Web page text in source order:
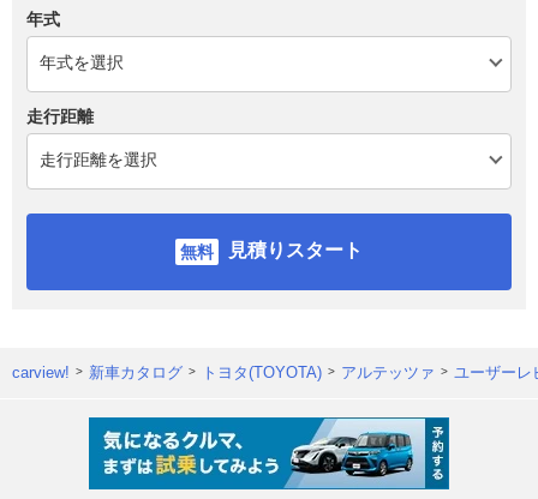
年式
走行距離
見積りスタート
carview! 新車カタログ トヨタ(TOYOTA) アルテッツァ ユーザーレ